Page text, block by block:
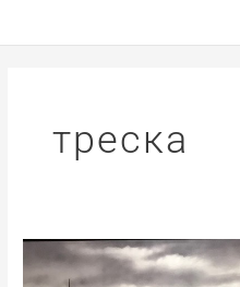
треска
Судовой
журнал